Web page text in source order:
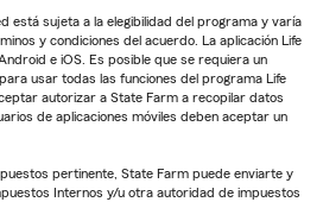
está sujeta a la elegibilidad del programa y varía
y condiciones del acuerdo. La aplicación Life
e iOS. Es posible que se requiera un
usar todas las funciones del programa Life
autorizar a State Farm a recopilar datos
de aplicaciones móviles deben aceptar un
pertinente, State Farm puede enviarte y
Internos y/u otra autoridad de impuestos